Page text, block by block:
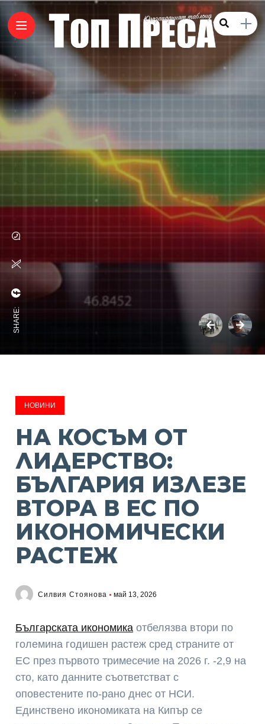
SHARE:
НОВИНИ
НА КОСЪМ ОТ
ЛИДЕРСТВО:
БЪЛГАРИЯ ИЗЛЕЗЕ
ВТОРА В ЕС ПО
ИКОНОМИЧЕСКИ
РАСТЕЖ
Силвия Стоянова май 13, 2026
Българската икономика отбелязва втори по
големина годишен растеж сред страните от
ЕС през първото тримесечие на 2026 г. -2,9 на
сто, като данните съответстват с
оповестените по-рано днес от НСИ.
Единствено икономиката на Кипър се